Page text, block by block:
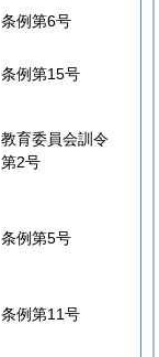
条例第6号
条例第15号
教育委員会訓令
第2号
条例第5号
条例第11号